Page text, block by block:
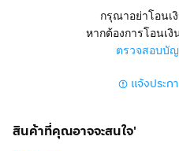
ทำงานของคุณ รวมถึงพื้นที่สัง
ความสัมพันธ์ พื้นที่โดยรอบมีสิ่
รับรองลูกค้า ตั้งแต่โรงแรมร
พารากอนและสยามดิสคัฟเวอ
ในฐานะสมาชิก Spaces คุณ
กรุณาอย่าโอนเ
หากต้องการโอนเ
ตรวจสอบบั
แจ้งประก
สินค้าที่คุณอาจจะสนใจ'